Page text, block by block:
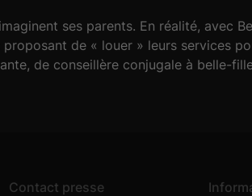
ses parents. En réalité, avec
de « louer » leurs services
de conseillère conjugale à belle-
Contact presse